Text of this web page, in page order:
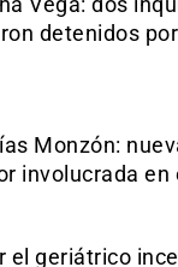
Vega: dos
detenidos
Monzón:
involucrada en
el geriátrico